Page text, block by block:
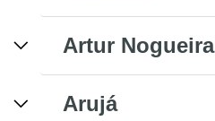
Artur Nogueira
Arujá